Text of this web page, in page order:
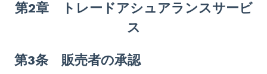
第2章 トレードアシュアランスサービ
ス
第3条 販売者の承認